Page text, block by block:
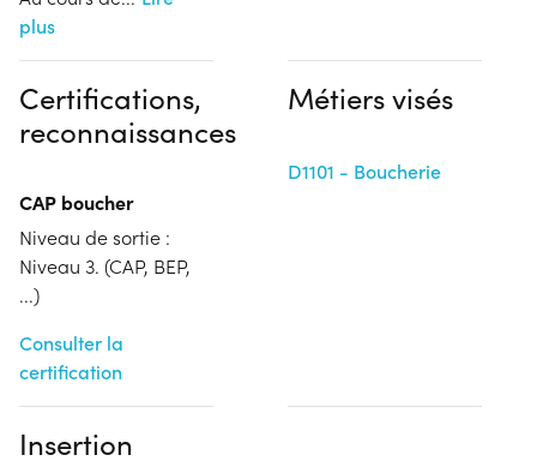
plus
Certifications,
reconnaissances
CAP boucher
Niveau de sortie :
Niveau 3. (CAP, BEP,
...)
Consulter la
certification
Métiers visés
D1101 - Boucherie
Insertion